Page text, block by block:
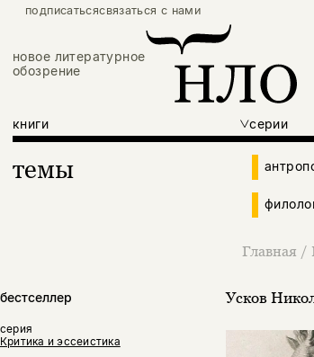
подписатьсясвязаться с нами
новое литературное
обозрение
книги серии
темы
Главная /
бестселлер
серия
Критика и эссеистика
Усков